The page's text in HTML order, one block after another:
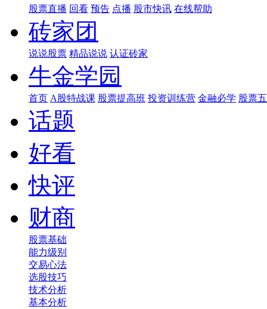
股票直播 回看 预告 点播 股市快讯 在线帮助
砖家团
说说股票 精品说说 认证砖家
牛金学园
首页 A股特战课 股票提高班 投资训练营 金融必学 股票
话题
好看
快评
财商
股票基础
能力级别
交易心法
选股技巧
技术分析
基本分析